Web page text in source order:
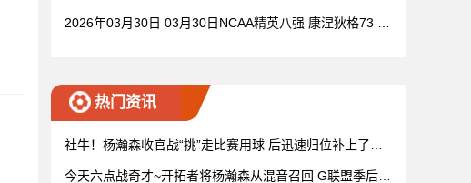
2026年03月30日 03月30日NCAA精英八强 康涅狄格73 -
热门资讯
社牛！杨瀚森收官战“挑”走比赛用球 后迅速归位补上了赛
今天六点战奇才~开拓者将杨瀚森从混音召回 G联盟季后赛